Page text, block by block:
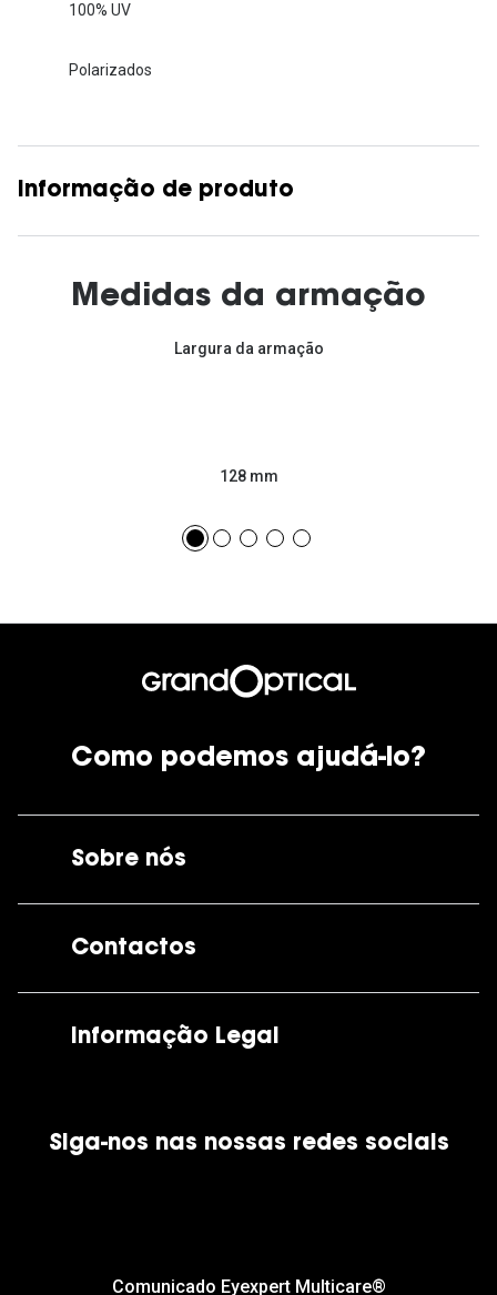
100% UV
Polarizados
Informação de produto
Medidas da armação
Largura da armação
128 mm
Como podemos ajudá-lo?
Sobre nós
Contactos
Informação Legal
Política de Cookies
Siga-nos nas nossas redes sociais
Comunicado Eyexpert Multicare®